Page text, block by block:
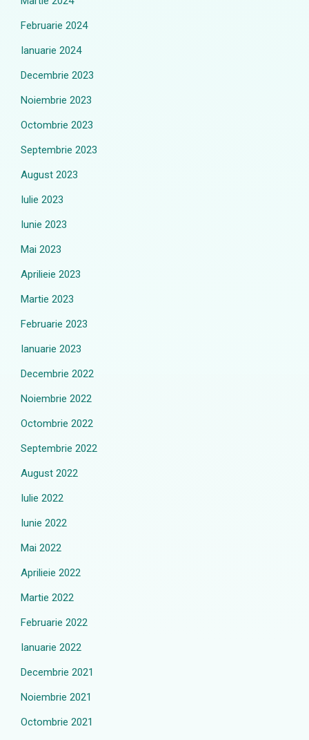
Februarie 2024
Ianuarie 2024
Decembrie 2023
Noiembrie 2023
Octombrie 2023
Septembrie 2023
August 2023
Iulie 2023
Iunie 2023
Mai 2023
Aprilieie 2023
Martie 2023
Februarie 2023
Ianuarie 2023
Decembrie 2022
Noiembrie 2022
Octombrie 2022
Septembrie 2022
August 2022
Iulie 2022
Iunie 2022
Mai 2022
Aprilieie 2022
Martie 2022
Februarie 2022
Ianuarie 2022
Decembrie 2021
Noiembrie 2021
Octombrie 2021